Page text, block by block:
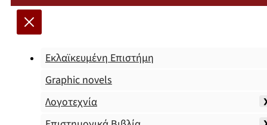
Εκλαϊκευμένη Επιστήμη
Graphic novels
Λογοτεχνία